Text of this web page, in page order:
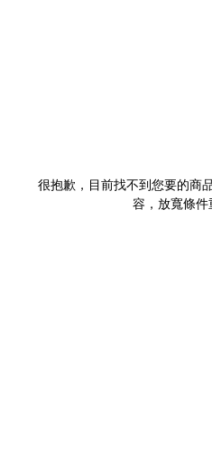
很抱歉，目前找不到您要的商
容，放寬條件